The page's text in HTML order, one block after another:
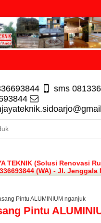
sms
TEKNIK (Solusi Renovasi
(WA) - Jl. Jenggala
Pintu ALUMINIUM nganjuk
Pintu